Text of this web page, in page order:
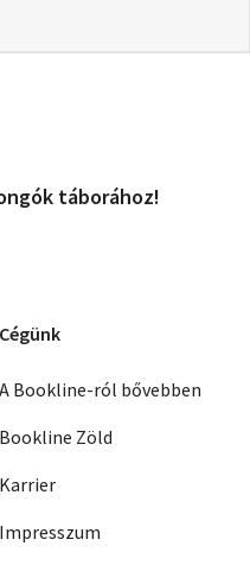
táborához!
Cégünk
A Bookline-ról bővebben
Bookline Zöld
Karrier
Impresszum